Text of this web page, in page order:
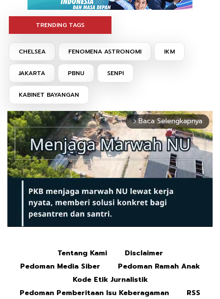
TRENDING TAGS
CHELSEA FENOMENA ASTRONOMI IKM
JAKARTA PBNU SENPI
KABINET BAYANGAN
arrow_forward_ios Baca Selengkapnya
Tentang Kami
Disclaimer
Pedoman Media Siber
Pedoman Ramah Anak
Kode Etik Jurnalistik
Pedoman Pemberitaan Isu Keberagaman
RSS